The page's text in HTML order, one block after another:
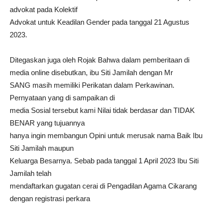
advokat pada Kolektif
Advokat untuk Keadilan Gender pada tanggal 21 Agustus
2023.
Ditegaskan juga oleh Rojak Bahwa dalam pemberitaan di
media online disebutkan, ibu Siti Jamilah dengan Mr
SANG masih memiliki Perikatan dalam Perkawinan.
Pernyataan yang di sampaikan di
media Sosial tersebut kami Nilai tidak berdasar dan TIDAK
BENAR yang tujuannya
hanya ingin membangun Opini untuk merusak nama Baik Ibu
Siti Jamilah maupun
Keluarga Besarnya. Sebab pada tanggal 1 April 2023 Ibu Siti
Jamilah telah
mendaftarkan gugatan cerai di Pengadilan Agama Cikarang
dengan registrasi perkara